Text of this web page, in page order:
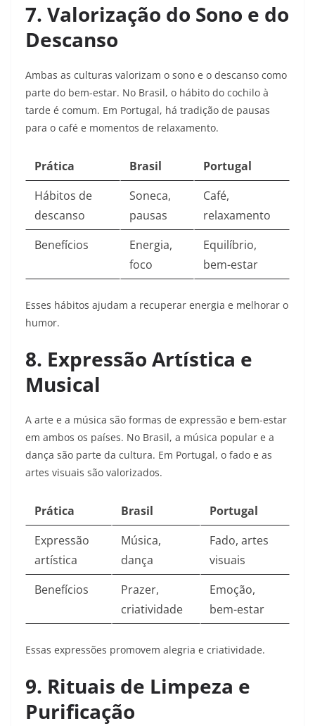
7. Valorização do Sono e do
Descanso
Ambas as culturas valorizam o sono e o descanso como
parte do bem-estar. No Brasil, o hábito do cochilo à
tarde é comum. Em Portugal, há tradição de pausas
para o café e momentos de relaxamento.
Prática Brasil
Portugal
Hábitos de
descanso
Soneca,
pausas
Café,
relaxamento
Benefícios
Energia,
foco
Equilíbrio,
bem-estar
Esses hábitos ajudam a recuperar energia e melhorar o
humor.​
8. Expressão Artística e
Musical
A arte e a música são formas de expressão e bem-estar
em ambos os países. No Brasil, a música popular e a
dança são parte da cultura. Em Portugal, o fado e as
artes visuais são valorizados.
Prática Brasil
Portugal
Expressão
artística
Música,
dança
Fado, artes
visuais
Benefícios
Prazer,
criatividade
Emoção,
bem-estar
Essas expressões promovem alegria e criatividade.​
9. Rituais de Limpeza e
Purificação